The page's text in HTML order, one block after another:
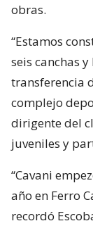
obras.
“Estamos
seis canchas
transferencia
complejo
dirigente del
juveniles y
“Cavani
año en Ferro
recordó